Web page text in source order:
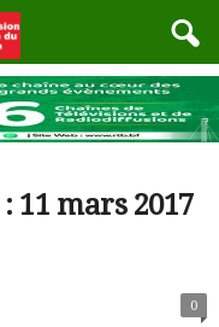
11 mars 2017
0